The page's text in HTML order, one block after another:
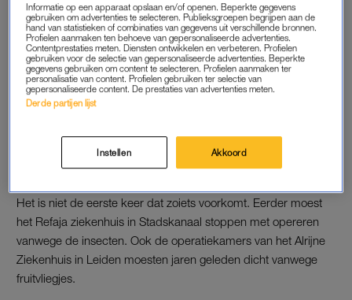
wondinfectie na een operatie zo klein mogelijk maken.”
Er zullen verschillende maatregelen genomen om de
fruitvliegjes te bestrijden. Ook is het ziekenhuis bezig om de
bron te achterhalen, zodat alle operatiekamers zo snel
mogelijk weer open kunnen. Er wordt nog onderzocht hoe de
Het is niet de eerste keer dat zoiets voorkomt. Eerder moest
het Refaja ziekenhuis in Stadskanaal stoppen met opereren
vanwege de insecten. Ook de operatiekamers van het Alrijne
Ziekenhuis in Leiden moesten jaren geleden dicht vanwege
fruitvliegjes.
Informatie op een apparaat opslaan en/of openen. Beperkte gegevens
gebruiken om advertenties te selecteren. Publieksgroepen begrijpen aan de
hand van statistieken of combinaties van gegevens uit verschillende bronnen.
Profielen aanmaken ten behoeve van gepersonaliseerde advertenties.
Contentprestaties meten. Diensten ontwikkelen en verbeteren. Profielen
gebruiken voor de selectie van gepersonaliseerde advertenties. Beperkte
gegevens gebruiken om content te selecteren. Profielen aanmaken ter
personalisatie van content. Profielen gebruiken ter selectie van
gepersonaliseerde content. De prestaties van advertenties meten.
Derde partijen lijst
Instellen Akkoord